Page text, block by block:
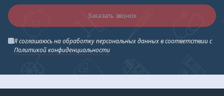
Заказать звонок
Я соглашаюсь на обработку персональных данных в соответствии с
Политикой конфиденциальности